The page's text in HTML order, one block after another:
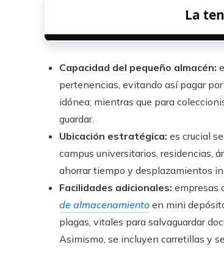
La
Capacidad del pequeño almacén:
pertenencias, evitando así pagar
idónea; mientras que para
guardar.
Ubicación estratégica: es crucial
campus universitarios, residencias,
ahorrar tiempo y desplazamientos
Facilidades adicionales: empresas
de almacenamiento en mini
plagas, vitales para salvaguardar
Asimismo, se incluyen carretillas y